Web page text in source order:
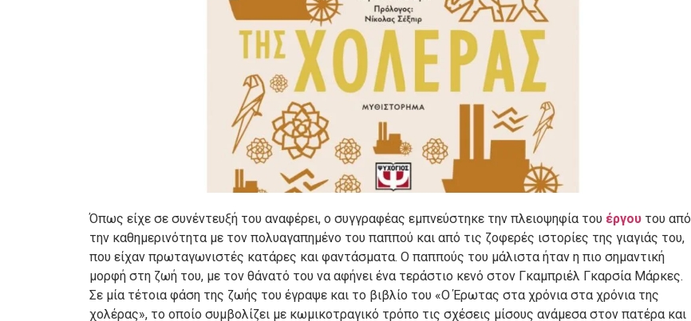
Όπως είχε σε συνέντευξή του αναφέρει, ο συγγραφέας εμπνεύστηκε την πλειοψηφία του έργου του από
την καθημερινότητα με τον πολυαγαπημένο του παππού και από τις ζοφερές ιστορίες της γιαγιάς του,
που είχαν πρωταγωνιστές κατάρες και φαντάσματα. Ο παππούς του μάλιστα ήταν η πιο σημαντική
μορφή στη ζωή του, με τον θάνατό του να αφήνει ένα τεράστιο κενό στον Γκαμπριέλ Γκαρσία Μάρκες.
Σε μία τέτοια φάση της ζωής του έγραψε και το βιβλίο του «Ο Έρωτας στα χρόνια στα χρόνια της
χολέρας», το οποίο συμβολίζει με κωμικοτραγικό τρόπο τις σχέσεις μίσους ανάμεσα στον πατέρα και